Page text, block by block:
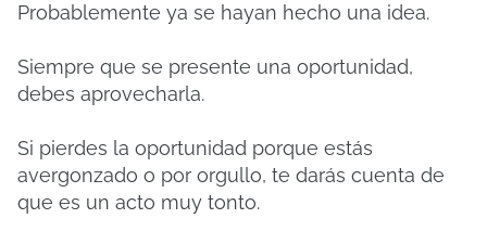
Probablemente ya se hayan hecho una idea.
Siempre que se presente una oportunidad,
debes aprovecharla.
Si pierdes la oportunidad porque estás
avergonzado o por orgullo, te darás cuenta de
que es un acto muy tonto.